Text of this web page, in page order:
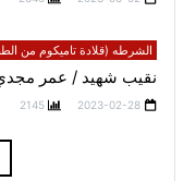
الشرطه (قلادة تاميكوم من
نقيب شهيد / عمر
2023-02-28
2145